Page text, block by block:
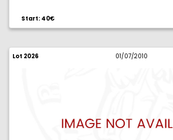
Start: 40€
Lot 2026 01/07/2010